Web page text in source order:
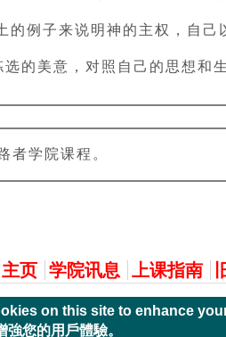
例子来说明神的主权，自己
的美意，对照自己的思想和
者学院课程。
主页 学院讯息 上课指南
on this site to enhance
您的用戶體驗。